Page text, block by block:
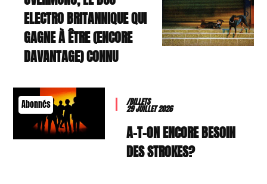
ELECTRO BRITANNIQUE QUI
GAGNE À ÊTRE (ENCORE
DAVANTAGE) CONNU
Abonnés /BILLETS
29 JUILLET 2026
A-T-ON ENCORE BESOIN
DES STROKES?